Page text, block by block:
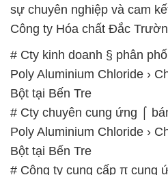
sự chuyên nghiệp và cam
Công ty Hóa chất Đắc
# Cty kinh doanh § phân
Poly Aluminium Chloride ›
Bột tại Bến Tre
# Cty chuyên cung ứng ⌠
Poly Aluminium Chloride ›
Bột tại Bến Tre
# Công ty cung cấp π cung